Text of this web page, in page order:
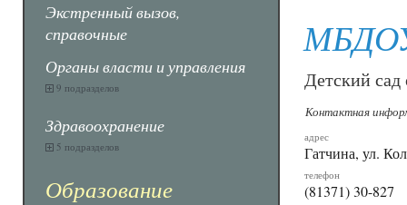
Экстренный вызов,
справочные
Органы власти и управления
9 подразделов
Здравоохранение
5 подразделов
Образование
Детский
Контактная
адрес
Гатчина, ул.
телефон
(81371) 30-827